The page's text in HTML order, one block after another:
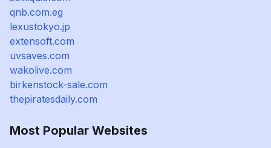
qnb.com.eg
lexustokyo.jp
extensoft.com
uvsaves.com
wakolive.com
birkenstock-sale.com
thepiratesdaily.com
Most Popular Websites